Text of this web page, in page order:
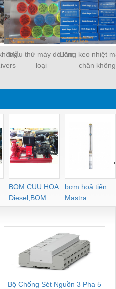
Mẫu thử máy dò kim
loại
Băng keo nhiệt
chân không
BOM CUU HOA
Diesel,BOM
CHUA CHAY
bơm hoả tiển
Mastra
›
Bộ Chống Sét Nguồn 3 Pha 5